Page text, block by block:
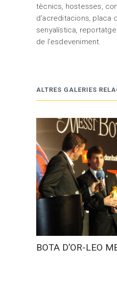
tècnics, hostesses,
d'acreditacions, placa
senyalística,
de l'esdeveniment.
ALTRES GALERIES
BOTA D’OR-LEO